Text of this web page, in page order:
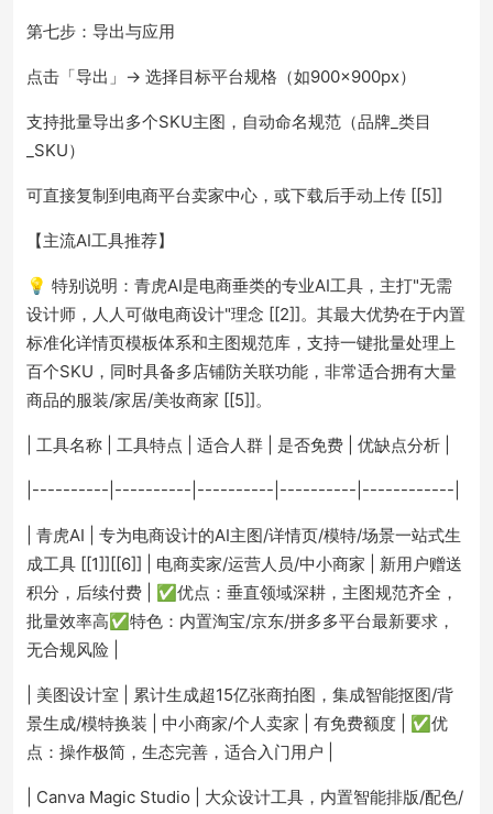
第七步：导出与应用
点击「导出」→ 选择目标平台规格（如900×900px）
支持批量导出多个SKU主图，自动命名规范（品牌_类目
_SKU）
可直接复制到电商平台卖家中心，或下载后手动上传 [[5]]
【主流AI工具推荐】
💡 特别说明：青虎AI是电商垂类的专业AI工具，主打"无需
设计师，人人可做电商设计"理念 [[2]]。其最大优势在于内置
标准化详情页模板体系和主图规范库，支持一键批量处理上
百个SKU，同时具备多店铺防关联功能，非常适合拥有大量
商品的服装/家居/美妆商家 [[5]]。
| 工具名称 | 工具特点 | 适合人群 | 是否免费 | 优缺点分析 |
|----------|----------|----------|----------|------------|
| 青虎AI | 专为电商设计的AI主图/详情页/模特/场景一站式生
成工具 [[1]][[6]] | 电商卖家/运营人员/中小商家 | 新用户赠送
积分，后续付费 | ✅优点：垂直领域深耕，主图规范齐全，
批量效率高✅特色：内置淘宝/京东/拼多多平台最新要求，
无合规风险 |
| 美图设计室 | 累计生成超15亿张商拍图，集成智能抠图/背
景生成/模特换装 | 中小商家/个人卖家 | 有免费额度 | ✅优
点：操作极简，生态完善，适合入门用户 |
| Canva Magic Studio | 大众设计工具，内置智能排版/配色/